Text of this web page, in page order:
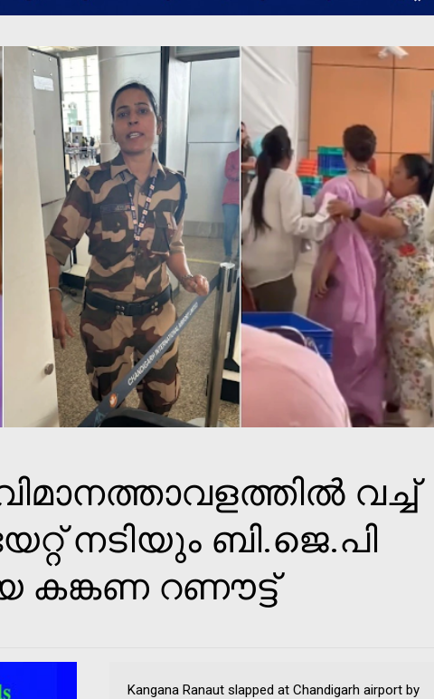
വച്ച്
നടിയും ബി.ജെ.പി
കങ്കണ റണൗട്ട്
Kangana Ranaut slapped at Chandigarh airport by